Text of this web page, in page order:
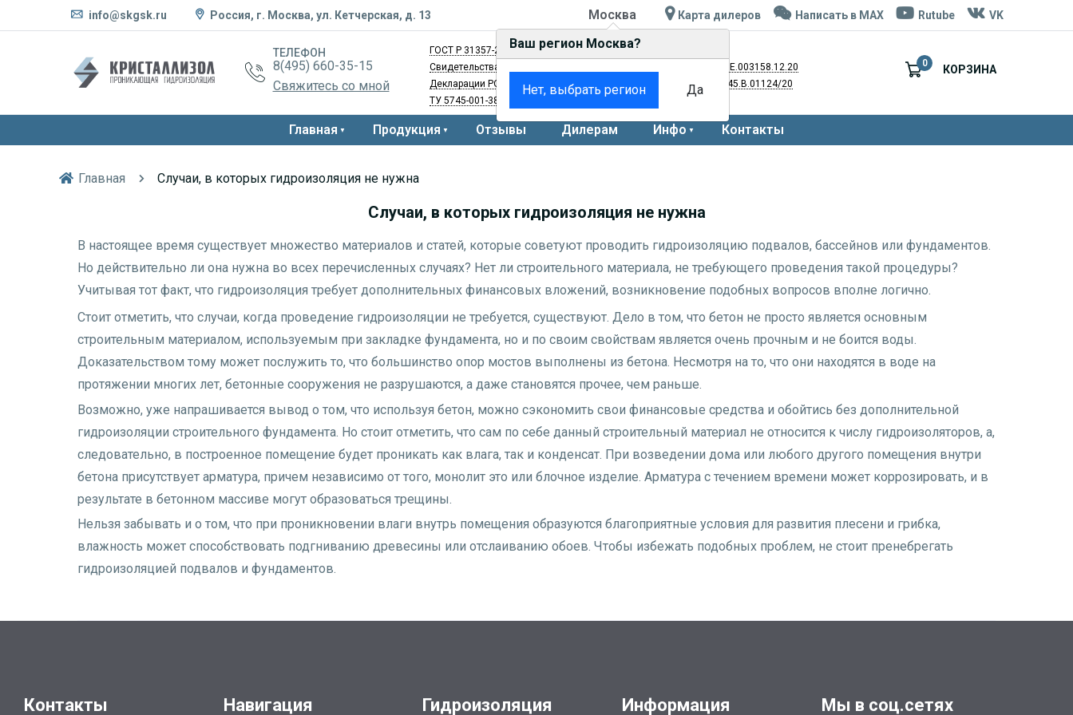
info@skgsk.ru Россия, г. Москва, ул. Кетчерская, д. 13 Москва Карта дилеров Написать в MAX Rutube VK
ТЕЛЕФОН
8(495) 660-35-15
Свяжитесь со мной
ГОСТ Р 31357-2007иГОСТ Р 56703-2015
Свидетельства
RU.77.01.34.008.Е.003158.12.20
Декларации РОСС RU Д-RU.АЖ40.В.01022/20
РОСС RU Д-RU.НА45.В.01124/20
ТУ 5745-001-38213907-11
0 КОРЗИНА
Главная Продукция Отзывы Дилерам Инфо Контакты
Главная Случаи, в которых гидроизоляция не нужна
Случаи, в которых гидроизоляция не нужна
В настоящее время существует множество материалов и статей, которые советуют проводить гидроизоляцию подвалов, бассейнов или фундаментов.
Но действительно ли она нужна во всех перечисленных случаях? Нет ли строительного материала, не требующего проведения такой процедуры?
Учитывая тот факт, что гидроизоляция требует дополнительных финансовых вложений, возникновение подобных вопросов вполне логично.
Стоит отметить, что случаи, когда проведение гидроизоляции не требуется, существуют. Дело в том, что бетон не просто является основным
строительным материалом, используемым при закладке фундамента, но и по своим свойствам является очень прочным и не боится воды.
Доказательством тому может послужить то, что большинство опор мостов выполнены из бетона. Несмотря на то, что они находятся в воде на
протяжении многих лет, бетонные сооружения не разрушаются, а даже становятся прочее, чем раньше.
Возможно, уже напрашивается вывод о том, что используя бетон, можно сэкономить свои финансовые средства и обойтись без дополнительной
гидроизоляции строительного фундамента . Но стоит отметить, что сам по себе данный строительный материал не относится к числу гидроизоляторов, а,
следовательно, в построенное помещение будет проникать как влага, так и конденсат. При возведении дома или любого другого помещения внутри
бетона присутствует арматура, причем независимо от того, монолит это или блочное изделие. Арматура с течением времени может коррозировать, и в
результате в бетонном массиве могут образоваться трещины.
Нельзя забывать и о том, что при проникновении влаги внутрь помещения образуются благоприятные условия для развития плесени и грибка,
влажность может способствовать подгниванию древесины или отслаиванию обоев. Чтобы избежать подобных проблем, не стоит пренебрегать
гидроизоляцией подвалов и фундаментов.
Контакты Навигация Гидроизоляция Информация Мы в соц.сетях
Ваш регион Москва?
Нет, выбрать регион Да